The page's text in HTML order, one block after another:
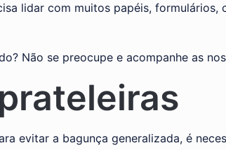
lidar com muitos papéis, formulários,
Não se preocupe e acompanhe as
evitar a bagunça generalizada, é